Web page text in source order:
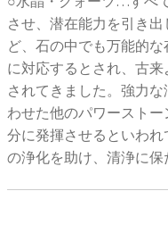
させ、潜在能力を引き
ど、石の中でも万能的
に対応するとされ、古
されてきました。強力
わせた他のパワースト
分に発揮させるといわ
の浄化を助け、清浄に保